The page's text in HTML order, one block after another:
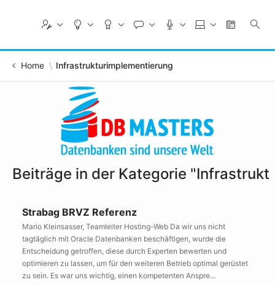
Home Infrastrukturimplementierung
Beiträge in der Kategorie
Strabag BRVZ Referenz
Mario Kleinsasser, Teamleiter Hosting-Web Da wir uns nicht
tagtäglich mit Oracle Datenbanken beschäftigen, wurde die
Entscheidung getroffen, diese durch Experten bewerten und
optimieren zu lassen, um für den weiteren Betrieb optimal gerüstet
zu sein. Es war uns wichtig, einen kompetenten Anspre...